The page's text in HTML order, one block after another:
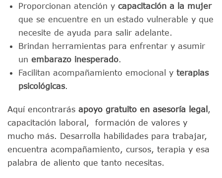
Proporcionan atención y capacitación a la mujer
que se encuentre en un estado vulnerable y que
necesite de ayuda para salir adelante.
Brindan herramientas para enfrentar y asumir
un embarazo inesperado.
Facilitan acompañamiento emocional y terapias
psicológicas.
Aquí encontrarás apoyo gratuito en asesoría legal,
capacitación laboral, formación de valores y
mucho más. Desarrolla habilidades para trabajar,
encuentra acompañamiento, cursos, terapia y esa
palabra de aliento que tanto necesitas.